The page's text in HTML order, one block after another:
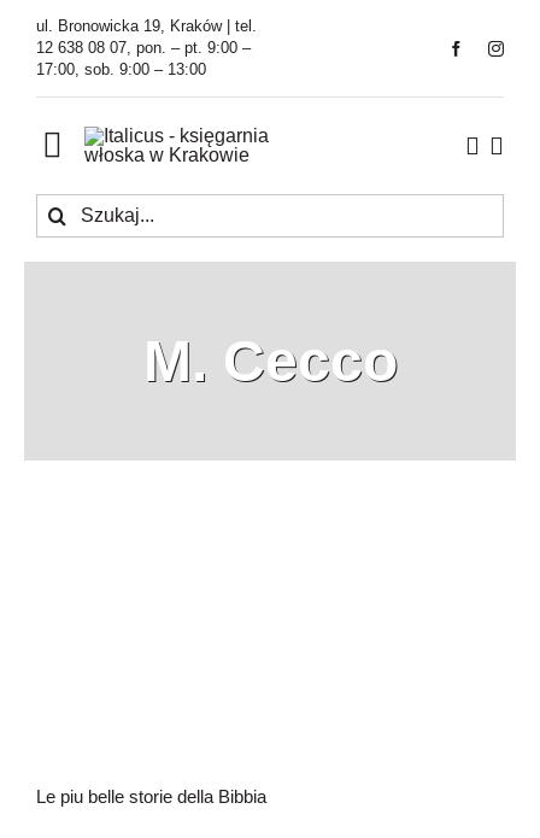
Przejdź
zawartości
ul. Bronowicka 19, Kraków | tel.
12 638 08 07, pon. – pt. 9:00 –
17:00, sob. 9:00 – 13:00
Toggle
Navigation
Księgarnia
Tłumaczenia
Szukaj
M. Cecco
Le piu belle storie della Bibbia